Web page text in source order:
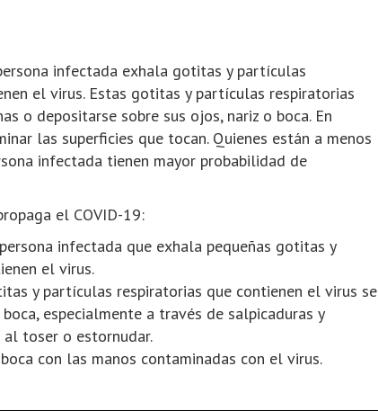
infectada exhala gotitas y partículas
el virus. Estas gotitas y partículas respiratorias
o depositarse sobre sus ojos, nariz o boca. En
las superficies que tocan. Quienes están a menos
infectada tienen mayor probabilidad de
el COVID-19:
infectada que exhala pequeñas gotitas y
el virus.
y partículas respiratorias que contienen el virus se
especialmente a través de salpicaduras y
al toser o estornudar.
con las manos contaminadas con el virus.